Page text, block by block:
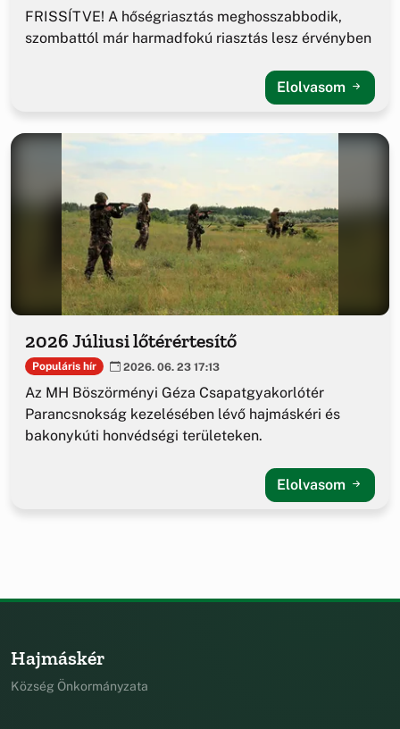
FRISSÍTVE! A hőségriasztás meghosszabbodik,
szombattól már harmadfokú riasztás lesz érvényben
Elolvasom
2026 Júliusi lőtérértesítő
Populáris hír 2026. 06. 23 17:13
Az MH Böszörményi Géza Csapatgyakorlótér
Parancsnokság kezelésében lévő hajmáskéri és
bakonykúti honvédségi területeken.
Elolvasom
Hajmáskér
Község Önkormányzata